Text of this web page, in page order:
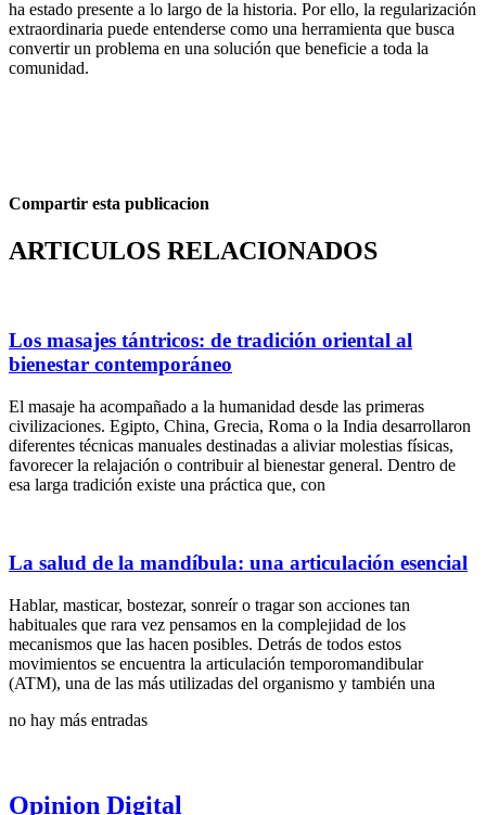
ha estado presente a lo largo de la historia. Por ello, la regularización
extraordinaria puede entenderse como una herramienta que busca
convertir un problema en una solución que beneficie a toda la
comunidad.
Compartir esta publicacion
ARTICULOS RELACIONADOS
Los masajes tántricos: de tradición oriental al
bienestar contemporáneo
El masaje ha acompañado a la humanidad desde las primeras
civilizaciones. Egipto, China, Grecia, Roma o la India desarrollaron
diferentes técnicas manuales destinadas a aliviar molestias físicas,
favorecer la relajación o contribuir al bienestar general. Dentro de
esa larga tradición existe una práctica que, con
La salud de la mandíbula: una articulación esencial
Hablar, masticar, bostezar, sonreír o tragar son acciones tan
habituales que rara vez pensamos en la complejidad de los
mecanismos que las hacen posibles. Detrás de todos estos
movimientos se encuentra la articulación temporomandibular
(ATM), una de las más utilizadas del organismo y también una
no hay más entradas
Opinion Digital